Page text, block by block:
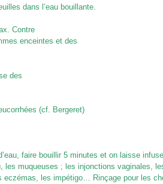
dans l’eau bouillante.
Contre
enceintes et des
des
(cf. Bergeret)
faire bouillir 5 minutes et on laisse
les muqueuses ; les injonctions vaginales,
eczémas, les impétigo… Rinçage pour les